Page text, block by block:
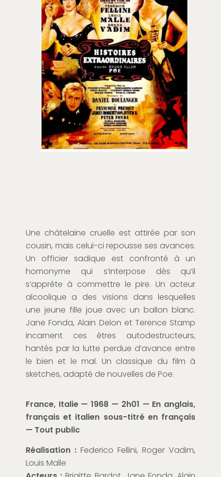
Une châtelaine cruelle est attirée par son
cousin, mais celui-ci repousse ses avances.
Un officier sadique est confronté à un
homonyme qui s’interpose dès qu’il
s’apprête à commettre le pire. Un acteur
alcoolique a des visions dans lesquelles
une jeune fille joue avec un ballon blanc.
Jane Fonda, Alain Delon et Terence Stamp
incarnent ces êtres autodestructeurs,
hantés par la lutte perdue d’avance entre
le bien et le mal. Un classique du film à
sketches, adapté de nouvelles de Poe.
France, Italie — 1968 — 2h01 — En anglais,
français et italien sous-titré en français
— Tout public
Réalisation :Federico Fellini, Roger Vadim,
Louis Malle